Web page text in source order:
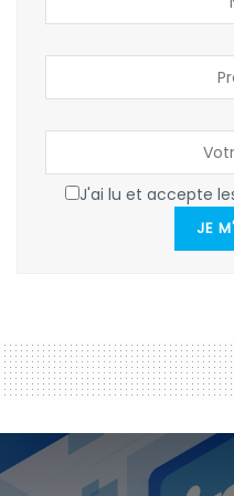
J'ai lu et accepte
JE